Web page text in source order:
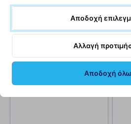
Επαφές Φόρτισης PCB για
Lenovo Tab M10 FHD Plus |
10,06 €
ΣΕ
Αποδοχή
Αλλαγή
Αποδοχή